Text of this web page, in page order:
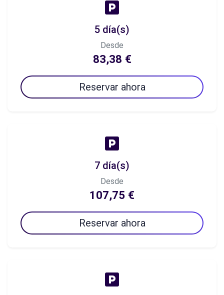
5 día(s)
Desde
83,38 €
Reservar ahora
7 día(s)
Desde
107,75 €
Reservar ahora